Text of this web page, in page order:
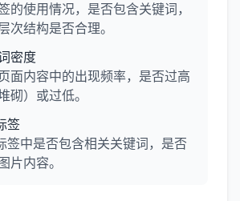
的使用情况，是否包含关键词，
次结构是否合理。
密度
面内容中的出现频率，是否过高
砌）或过低。
签
签中是否包含相关关键词，是否
片内容。